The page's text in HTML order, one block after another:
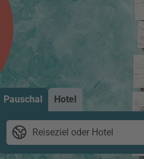
Pauschal Hotel
Reiseziel oder Hotel